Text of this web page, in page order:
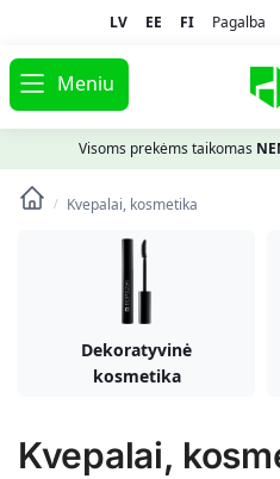
LV EE FI Pagalba
Meniu
Visoms prekėms taikomas
/ Kvepalai, kosmetika
Dekoratyvinė
kosmetika
Kvepalai,